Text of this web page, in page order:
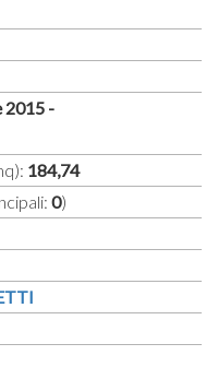
2015 -
184,74
0)